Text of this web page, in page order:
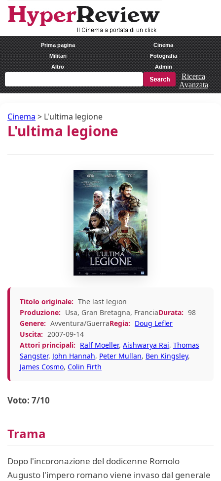
Prima pagina
Cinema
Militari
Fotografia
Altro
Admin
Ricerca
Avanzata
Cinema > L'ultima legione
L'ultima legione
Titolo originale: The last legion
Produzione: Usa, Gran Bretagna, FranciaDurata: 98
Genere: Avventura/GuerraRegia: Doug Lefler
Uscita: 2007-09-14
Attori principali: Ralf Moeller, Aishwarya Rai, Thomas
Sangster, John Hannah, Peter Mullan, Ben Kingsley,
James Cosmo, Colin Firth
Voto: 7/10
Trama
Dopo l'incoronazione del dodicenne Romolo
Augusto l'impero romano viene invaso dal generale